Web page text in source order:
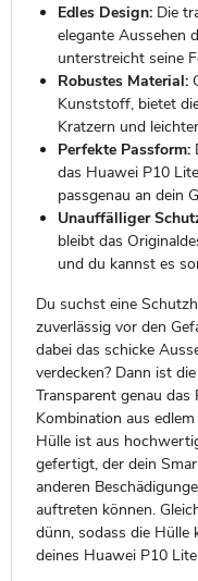
Edles Design:Die
elegante Aussehen
unterstreicht seine
Robustes Material:
Kunststoff, bietet
Kratzern und
Perfekte Passform:
das Huawei P10
passgenau an dein
Unauffälliger
bleibt das
und du kannst es
Du suchst eine
zuverlässig vor den
dabei das schicke
verdecken? Dann ist
Transparent genau
Kombination aus
Hülle ist aus
gefertigt, der dein
anderen
auftreten können.
dünn, sodass die Hülle
deines Huawei P10